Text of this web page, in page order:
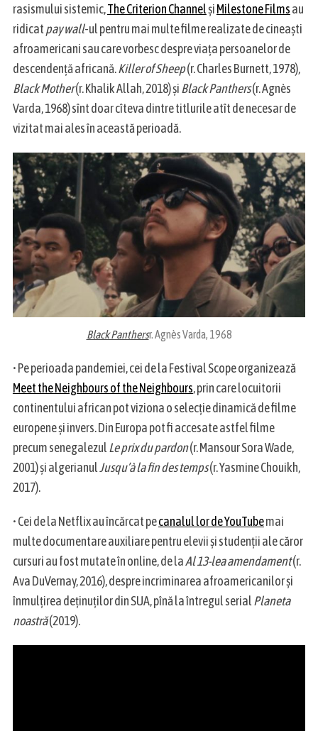
rasismului sistemic,The Criterion ChannelșiMilestone Filmsau
ridicatpay wall-ul pentru mai multe filme realizate de cineaști
afroamericani sau care vorbesc despre viața persoanelor de
descendență africană.Killer of Sheep(r. Charles Burnett, 1978),
Black Mother(r. Khalik Allah, 2018) șiBlack Panthers(r. Agnès
Varda, 1968) sînt doar cîteva dintre titlurile atît de necesar de
vizitat mai ales în această perioadă.
Black Panthersr. Agnès Varda, 1968
• Pe perioada pandemiei, cei de la Festival Scope organizează
Meet the Neighbours of the Neighbours, prin care locuitorii
continentului african pot viziona o selecție dinamică de filme
europene și invers. Din Europa pot fi accesate astfel filme
precum senegalezulLe prix du pardon(r. Mansour Sora Wade,
2001) și algerianulJusqu’à la fin des temps(r. Yasmine Chouikh,
2017).
• Cei de la Netflix au încărcat pecanalul lor de YouTubemai
multe documentare auxiliare pentru elevii și studenții ale căror
cursuri au fost mutate în online, de laAl 13-lea amendament(r.
Ava DuVernay, 2016), despre incriminarea afroamericanilor și
înmulțirea deținuților din SUA, pînă la întregul serialPlaneta
noastră(2019).
e
a
r
f
: